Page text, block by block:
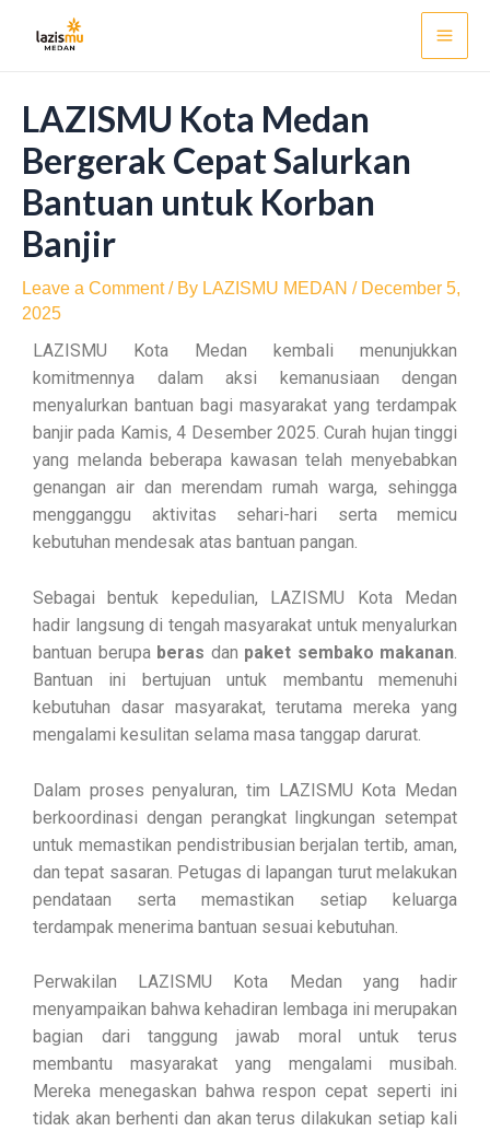
LAZISMU Kota Medan
Bergerak Cepat Salurkan
Bantuan untuk Korban
Banjir
Leave a Comment / By LAZISMU MEDAN / December 5,
2025
LAZISMU Kota Medan kembali menunjukkan
komitmennya dalam aksi kemanusiaan dengan
menyalurkan bantuan bagi masyarakat yang terdampak
banjir pada Kamis, 4 Desember 2025. Curah hujan tinggi
yang melanda beberapa kawasan telah menyebabkan
genangan air dan merendam rumah warga, sehingga
mengganggu aktivitas sehari-hari serta memicu
kebutuhan mendesak atas bantuan pangan.
Sebagai bentuk kepedulian, LAZISMU Kota Medan
hadir langsung di tengah masyarakat untuk menyalurkan
bantuan berupa beras dan paket sembako makanan.
Bantuan ini bertujuan untuk membantu memenuhi
kebutuhan dasar masyarakat, terutama mereka yang
mengalami kesulitan selama masa tanggap darurat.
Dalam proses penyaluran, tim LAZISMU Kota Medan
berkoordinasi dengan perangkat lingkungan setempat
untuk memastikan pendistribusian berjalan tertib, aman,
dan tepat sasaran. Petugas di lapangan turut melakukan
pendataan serta memastikan setiap keluarga
terdampak menerima bantuan sesuai kebutuhan.
Perwakilan LAZISMU Kota Medan yang hadir
menyampaikan bahwa kehadiran lembaga ini merupakan
bagian dari tanggung jawab moral untuk terus
membantu masyarakat yang mengalami musibah.
Mereka menegaskan bahwa respon cepat seperti ini
tidak akan berhenti dan akan terus dilakukan setiap kali
navigation